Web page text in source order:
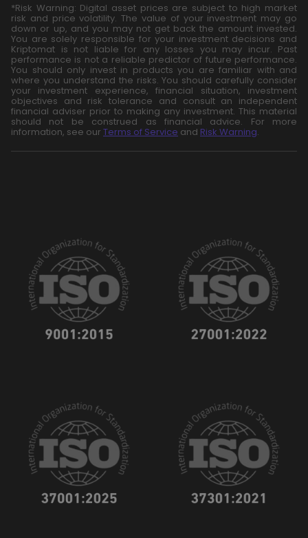
*Risk Warning: Digital asset prices are subject to high market
risk and price volatility. The value of your investment may go
down or up, and you may not get back the amount invested.
You are solely responsible for your investment decisions and
Kriptomat is not liable for any losses you may incur. Past
performance is not a reliable predictor of future performance.
You should only invest in products you are familiar with and
where you understand the risks. You should carefully consider
your investment experience, financial situation, investment
objectives and risk tolerance and consult an independent
financial adviser prior to making any investment. This material
should not be construed as financial advice. For more
information, see our Terms of Service and Risk Warning.